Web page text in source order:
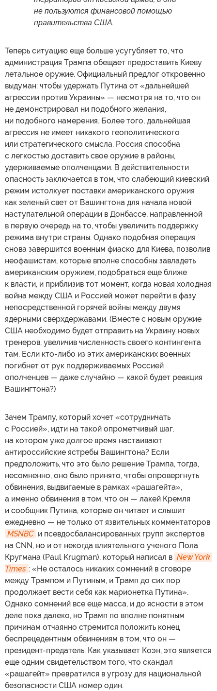
не пользуются финансовой помощью
правительства США.
Теперь ситуацию еще больше усугубляет то, что
администрация Трампа обещает предоставить Киеву
летальное оружие. Официальный предлог откровенно
выдуман: чтобы удержать Путина от «дальнейшей
агрессии против Украины» — несмотря на то, что он
не демонстрировал ни подобного желания,
ни подобного намерения. Более того, дальнейшая
агрессия не имеет никакого геополитического
или стратегического смысла. Россия способна
с легкостью доставить свое оружие в районы,
удерживаемые ополченцами. В действительности
опасность заключается в том, что слабеющий киевский
режим истолкует поставки американского оружия
как зеленый свет от Вашингтона для начала новой
наступательной операции в Донбассе, направленной
в первую очередь на то, чтобы увеличить поддержку
режима внутри страны. Однако подобная операция
снова завершится военным фиаско для Киева, позволив
неофашистам, которые вполне способны завладеть
американским оружием, подобраться еще ближе
к власти, и приблизив тот момент, когда новая холодная
война между США и Россией может перейти в фазу
непосредственной горячей войны между двумя
ядерными сверхдержавами. (Вместе с новым оружие
США необходимо будет отправить на Украину новых
тренеров, увеличив численность своего контингента
там. Если кто-либо из этих американских военных
погибнет от рук поддерживаемых Россией
ополченцев — даже случайно — какой будет реакция
Вашингтона?)
Зачем Трампу, который хочет «сотрудничать
с Россией», идти на такой опрометчивый шаг,
на котором уже долгое время настаивают
антироссийские ястребы Вашингтона? Если
предположить, что это было решение Трампа, тогда,
несомненно, оно было принято, чтобы опровергнуть
обвинения, выдвигаемые в рамках «рашагейта»,
а именно обвинения в том, что он — лакей Кремля
и сообщник Путина, которые он читает и слышит
ежедневно — не только от язвительных комментаторов
MSNBC и псевдосбалансированных групп экспертов
на CNN, но и от некогда влиятельного ученого Пола
Кругмана (Paul Krugman), который написал в New York
Times : «Не осталось никаких сомнений в сговоре
между Трампом и Путиным, и Трамп до сих пор
продолжает вести себя как марионетка Путина».
Однако сомнений все еще масса, и до ясности в этом
деле пока далеко, но Трамп по вполне понятным
причинам отчаянно стремится положить конец
беспрецедентным обвинениям в том, что он —
президент-предатель. Как указывает Коэн, это является
еще одним свидетельством того, что скандал
«рашагейт» превратился в угрозу для национальной
безопасности США номер один.